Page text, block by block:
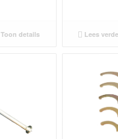
Toon details Lees